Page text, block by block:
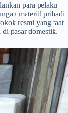
para pelaku
materiil pribadi
resmi yang taat
pasar domestik.